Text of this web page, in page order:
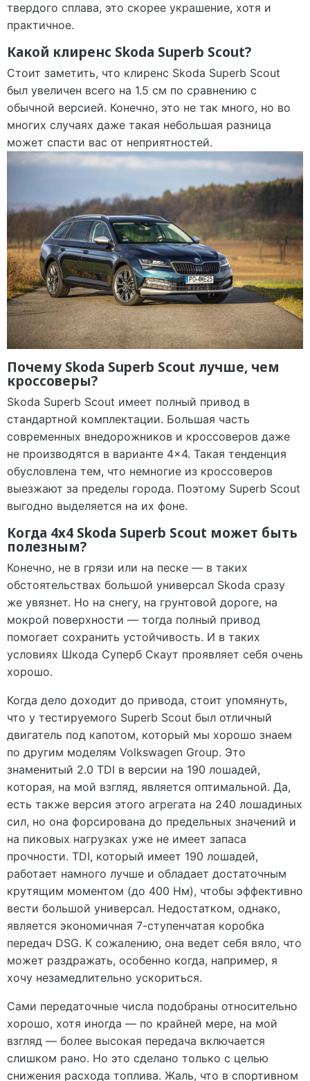
твердого сплава, это скорее украшение, хотя и
практичное.
Какой клиренс Skoda Superb Scout?
Стоит заметить, что клиренс Skoda Superb Scout
был увеличен всего на 1.5 см по сравнению с
обычной версией. Конечно, это не так много, но во
многих случаях даже такая небольшая разница
может спасти вас от неприятностей.
Почему Skoda Superb Scout лучше, чем
кроссоверы?
Skoda Superb Scout имеет полный привод в
стандартной комплектации. Большая часть
современных внедорожников и кроссоверов даже
не производятся в варианте 4×4. Такая тенденция
обусловлена тем, что немногие из кроссоверов
выезжают за пределы города. Поэтому Superb Scout
выгодно выделяется на их фоне.
Когда 4х4 Skoda Superb Scout может быть
полезным?
Конечно, не в грязи или на песке — в таких
обстоятельствах большой универсал Skoda сразу
же увязнет. Но на снегу, на грунтовой дороге, на
мокрой поверхности — тогда полный привод
помогает сохранить устойчивость. И в таких
условиях Шкода Суперб Скаут проявляет себя очень
хорошо.
Когда дело доходит до привода, стоит упомянуть,
что у тестируемого Superb Scout был отличный
двигатель под капотом, который мы хорошо знаем
по другим моделям Volkswagen Group. Это
знаменитый 2.0 TDI в версии на 190 лошадей,
которая, на мой взгляд, является оптимальной. Да,
есть также версия этого агрегата на 240 лошадиных
сил, но она форсирована до предельных значений и
на пиковых нагрузках уже не имеет запаса
прочности. TDI, который имеет 190 лошадей,
работает намного лучше и обладает достаточным
крутящим моментом (до 400 Нм), чтобы эффективно
вести большой универсал. Недостатком, однако,
является экономичная 7-ступенчатая коробка
передач DSG. К сожалению, она ведет себя вяло, что
может раздражать, особенно когда, например, я
хочу незамедлительно ускориться.
Сами передаточные числа подобраны относительно
хорошо, хотя иногда — по крайней мере, на мой
взгляд — более высокая передача включается
слишком рано. Но это сделано только с целью
снижения расхода топлива. Жаль, что в спортивном